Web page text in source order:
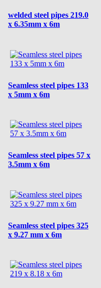
welded steel pipes 219.0
x 6.35mm x 6m
Seamless steel pipes 133
x 5mm x 6m
Seamless steel pipes 57 x
3.5mm x 6m
Seamless steel pipes 325
x 9.27 mm x 6m